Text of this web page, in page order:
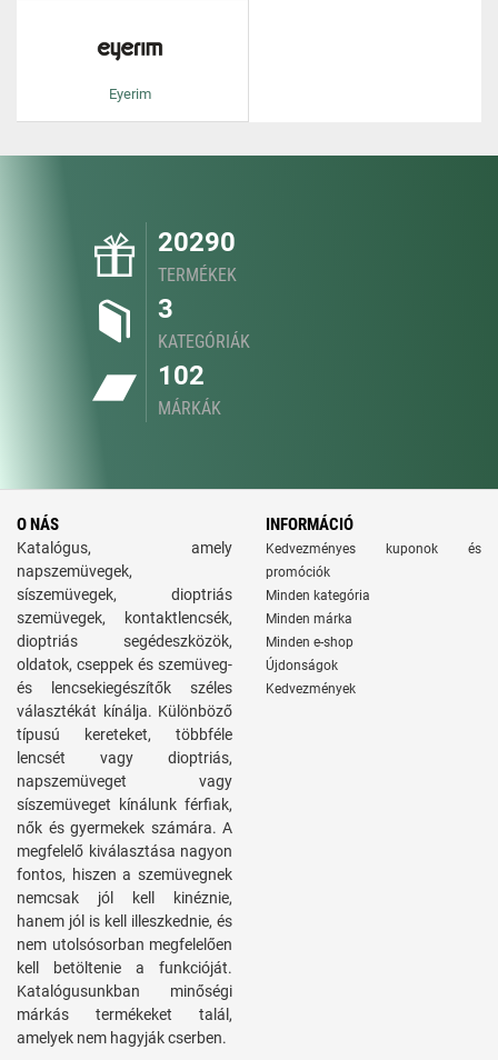
Eyerim
20290
TERMÉKEK
3
KATEGÓRIÁK
102
MÁRKÁK
O NÁS
Katalógus, amely
napszemüvegek,
síszemüvegek, dioptriás
szemüvegek, kontaktlencsék,
dioptriás segédeszközök,
oldatok, cseppek és szemüveg-
és lencsekiegészítők széles
választékát kínálja. Különböző
típusú kereteket, többféle
lencsét vagy dioptriás,
napszemüveget vagy
síszemüveget kínálunk férfiak,
nők és gyermekek számára. A
megfelelő kiválasztása nagyon
fontos, hiszen a szemüvegnek
nemcsak jól kell kinéznie,
hanem jól is kell illeszkednie, és
nem utolsósorban megfelelően
kell betöltenie a funkcióját.
Katalógusunkban minőségi
márkás termékeket talál,
amelyek nem hagyják cserben.
INFORMÁCIÓ
Kedvezményes kuponok és
promóciók
Minden kategória
Minden márka
Minden e-shop
Újdonságok
Kedvezmények